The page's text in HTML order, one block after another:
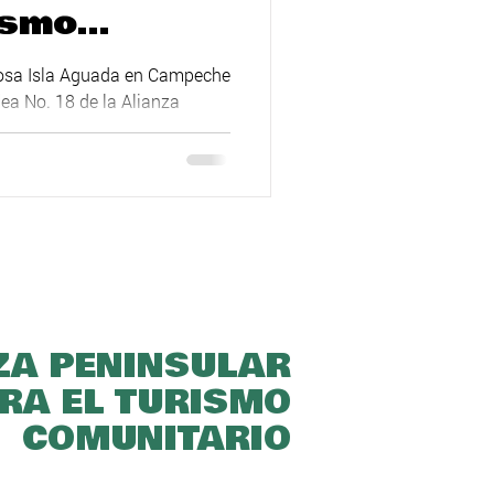
Isla Aguada en Campeche
No. 18 de la Alianza
PENINSULAR
EL TURISMO
COMUNITARIO​